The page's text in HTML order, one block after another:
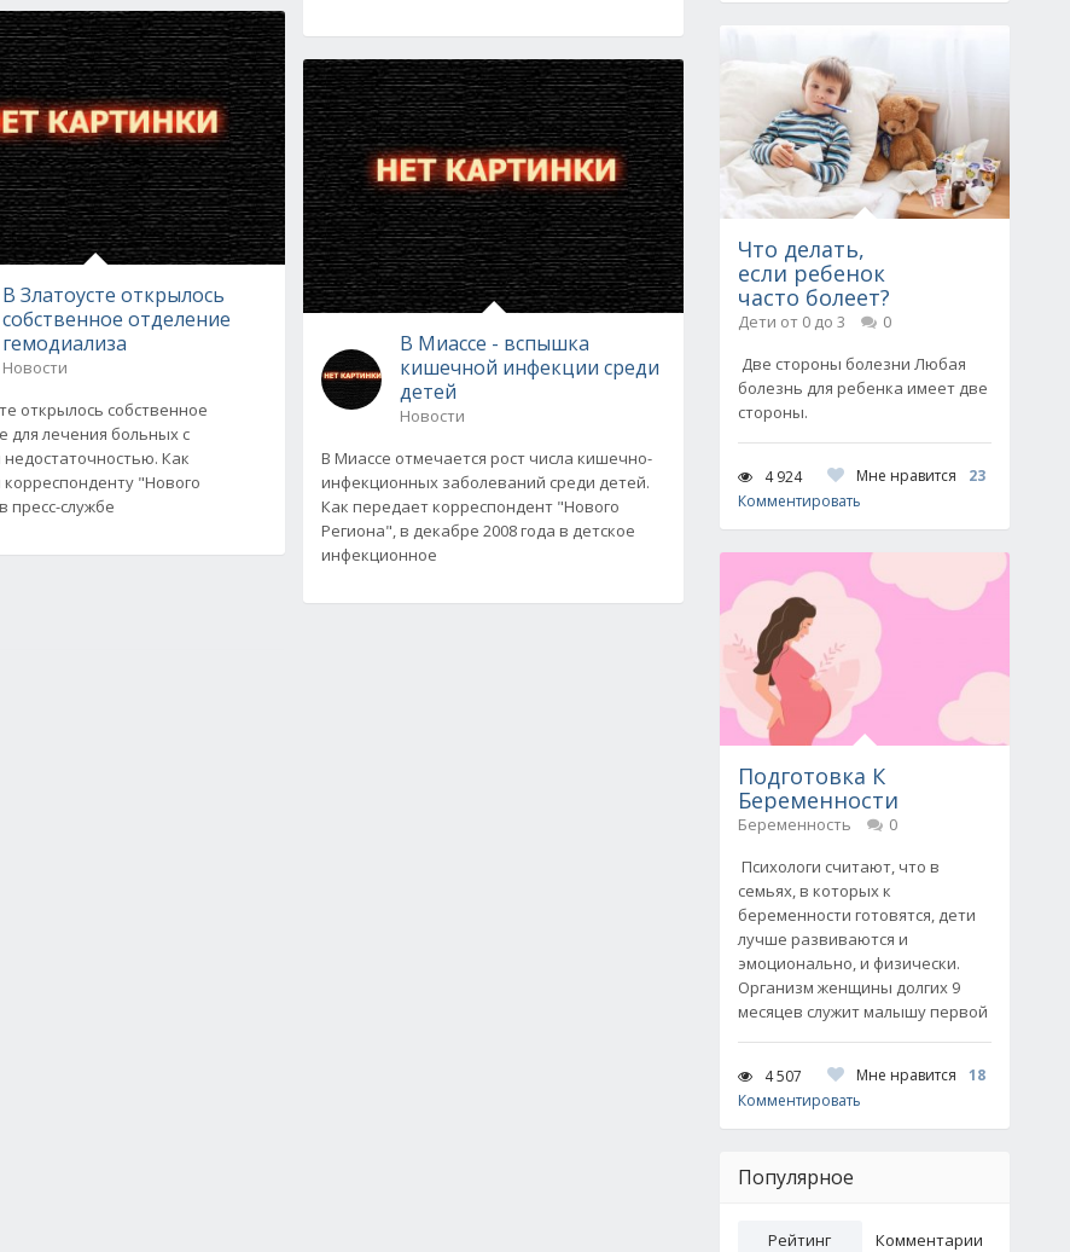
В Златоусте открылось
собственное отделение
гемодиализа
Новости
открылось собственное
для лечения больных с
Как
"Нового
пресс-службе
В Миассе - вспышка
кишечной инфекции среди
детей
Новости
В Миассе отмечается рост числа кишечно-
инфекционных заболеваний среди детей.
Как передает корреспондент "Нового
Региона", в декабре 2008 года в детское
инфекционное
Что делать,
если ребенок
часто болеет?
Дети от 0 до 3
0
Две стороны болезни Любая
болезнь для ребенка имеет две
стороны.
4 924 Мне нравится
23
Комментировать
Подготовка К
Беременности
Беременность
0
Психологи считают, что в
семьях, в которых к
беременности готовятся, дети
лучше развиваются и
эмоционально, и физически.
Организм женщины долгих 9
месяцев служит малышу первой
4 507 Мне нравится
18
Комментировать
Популярное
Рейтинг Комментарии